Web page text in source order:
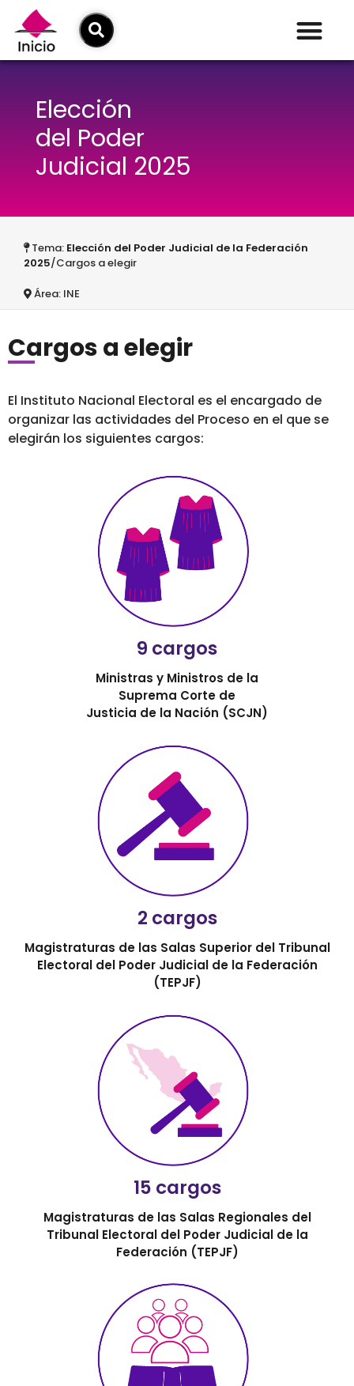
Elección
del Poder
Judicial 2025
Tema: Elección del Poder Judicial de la Federación
2025/Cargos a elegir
Área: INE
Cargos a elegir
El Instituto Nacional Electoral es el encargado de
organizar las actividades del Proceso en el que se
elegirán los siguientes cargos:
9 cargos
Ministras y Ministros de la
Suprema Corte de
Justicia de la Nación (SCJN)
2 cargos
Magistraturas de las Salas Superior del Tribunal
Electoral del Poder Judicial de la Federación
(TEPJF)
15 cargos
Magistraturas de las Salas Regionales del
Tribunal Electoral del Poder Judicial de la
Federación (TEPJF)